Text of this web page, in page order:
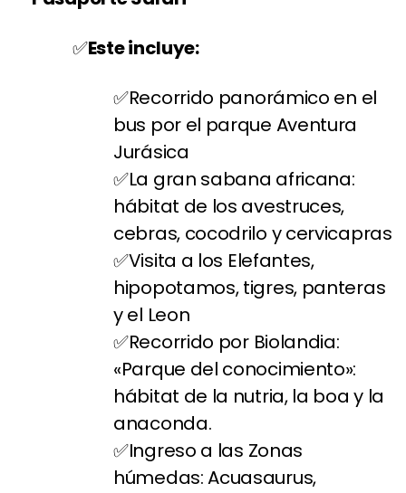
Este incluye:
Recorrido panorámico en el
bus por el parque Aventura
Jurásica
La gran sabana africana:
hábitat de los avestruces,
cebras, cocodrilo y cervicapras
Visita a los Elefantes,
hipopotamos, tigres, panteras
y el Leon
Recorrido por Biolandia:
«Parque del conocimiento»:
hábitat de la nutria, la boa y la
anaconda.
Ingreso a las Zonas
húmedas: Acuasaurus,